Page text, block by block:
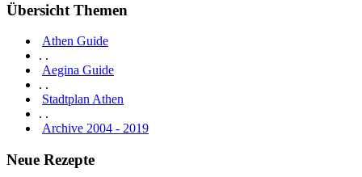
Übersicht Themen
Athen Guide
. .
Aegina Guide
. .
Stadtplan Athen
. .
Archive 2004 - 2019
Neue Rezepte